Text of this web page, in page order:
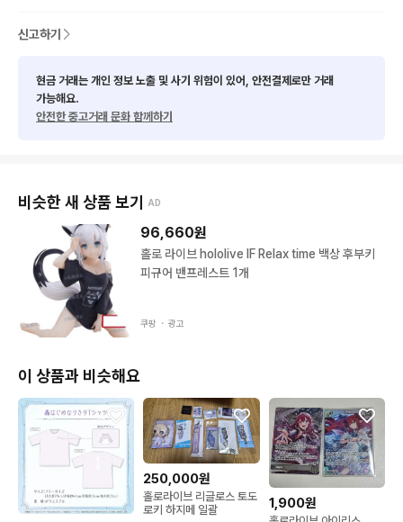
신고하기
현금 거래는 개인 정보 노출 및 사기 위험이 있어, 안전결제로만 거래
가능해요.
안전한 중고거래 문화 함께하기
비슷한 새 상품 보기 AD
96,660원
홀로 라이브 hololive IF Relax time 백상 후부키
피규어 밴프레스트 1개
쿠팡 ・ 광고
이 상품과 비슷해요
250,000원
홀로라이브 리글로스 토도
로키 하지메 일괄
1,900원